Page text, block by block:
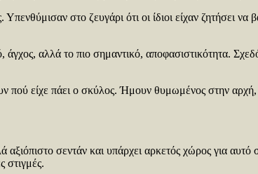
στο ζευγάρι ότι οι ίδιοι είχαν ζητήσει
αλλά το πιο σημαντικό, αποφασιστικότητα.
είχε πάει ο σκύλος. Ήμουν θυμωμένος στην
σεντάν και υπάρχει αρκετός χώρος για
στιγμές.